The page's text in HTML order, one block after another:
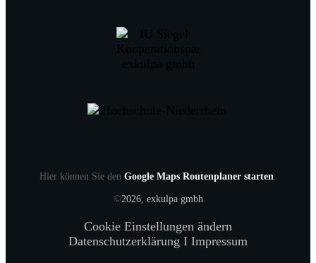
Hier können Sie den Google Maps Routenplaner starten.
©2026, exkulpa gmbh
Cookie Einstellungen ändern
Datenschutzerklärung I Impressum